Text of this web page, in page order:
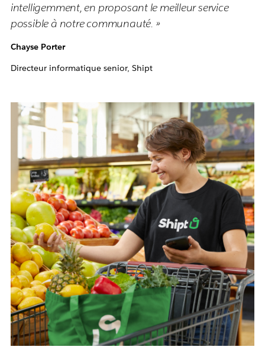
intelligemment, en proposant le meilleur service
possible à notre communauté. »
Chayse Porter
Directeur informatique senior, Shipt